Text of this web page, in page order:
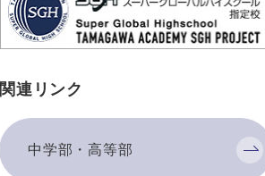
関連リンク
中学部・高等部